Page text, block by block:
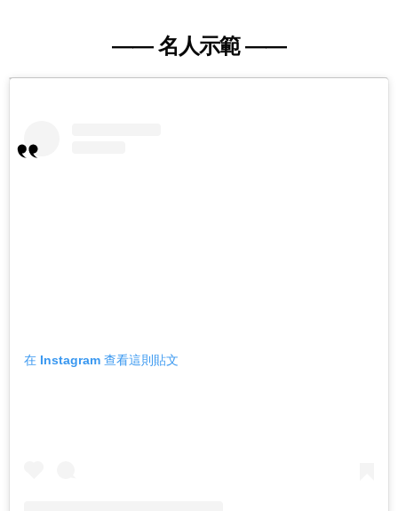
—— 名人示範 ——
在 Instagram 查看這則貼文